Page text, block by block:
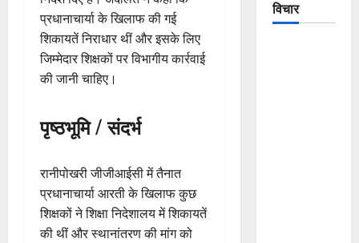
प्रधानाचार्या के खिलाफ की गई
शिकायतें निराधार थीं और इसके लिए
जिम्मेदार शिक्षकों पर विभागीय कार्रवाई
की जानी चाहिए।
पृष्ठभूमि / संदर्भ
रानीपोखरी जीजीआईसी में तैनात
प्रधानाचार्या आरती के खिलाफ कुछ
शिक्षकों ने शिक्षा निदेशालय में शिकायतें
की थीं और स्थानांतरण की मांग को
विचार